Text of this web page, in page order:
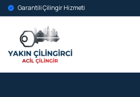
Garantili Çilingir Hizmeti